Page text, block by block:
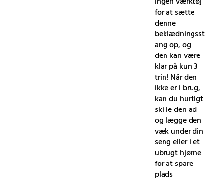
for at sætte
denne
beklædningsst
ang op, og
den kan være
klar på kun 3
trin! Når den
ikke er i brug,
kan du hurtigt
skille den ad
og lægge den
væk under din
seng eller i et
ubrugt hjørne
for at spare
plads